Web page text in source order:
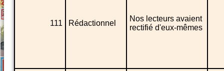
111 Rédactionnel
Nos lecteurs avaient
rectifié d'eux-mêmes